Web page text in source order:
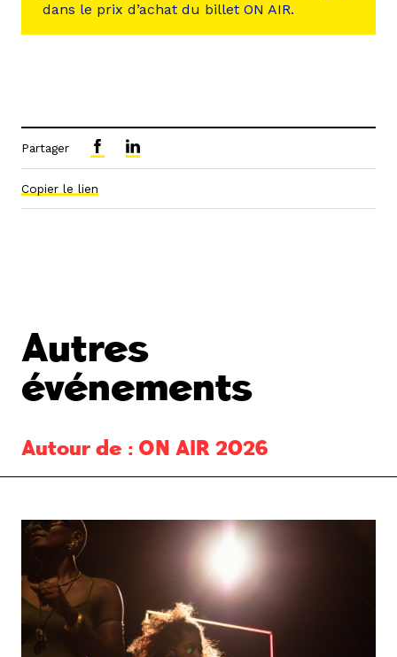
dans le prix d’achat du billet ON AIR.
Partager
Copier le lien
Autres
événements
Autour de : ON AIR 2026